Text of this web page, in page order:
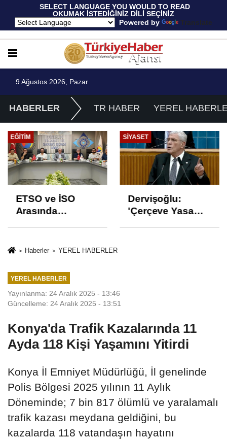
SELECT LANGUAGE YOU WOULD TO READ
OKUMAK İSTEDİĞİNİZ DİLİ SEÇİNİZ
Powered by
Translate
9 Ağustos 2026, Pazar
HABERLER TR HABER YEREL
EĞITIM
ETSO ve İSO
Arasında
Protokolü
SIYASET
Dervişoğlu:
'Çerçeve Yasa
Haberler YEREL HABERLER
YEREL HABERLER
Yayınlanma: 24 Aralık 2025 - 13:46
Güncelleme: 24 Aralık 2025 - 13:51
Konya'da Trafik Kazalarında 11
Ayda 118 Kişi Yaşamını Yitirdi
Konya İl Emniyet Müdürlüğü, İl genelinde
Polis Bölgesi 2025 yılının 11 Aylık
Döneminde; 7 bin 817 ölümlü ve yaralamalı
trafik kazası meydana geldiğini, bu
kazalarda 118 vatandaşın hayatını